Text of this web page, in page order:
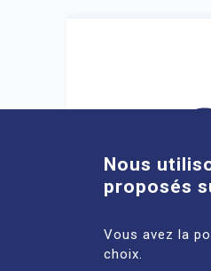
Nous
proposés
Vous avez la
choix.